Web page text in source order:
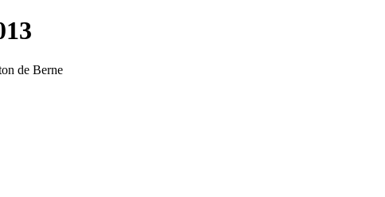
de Berne